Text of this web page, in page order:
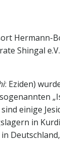
Hermann-
Shingal
: Eziden)
einige
in